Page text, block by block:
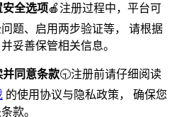
全选项🍎️注册过程中，平台可
题、启用两步验证等， 请根据
妥善保管相关信息。
同意条款🕤注册前请仔细阅读
的使用协议与隐私政策， 确保您
款。